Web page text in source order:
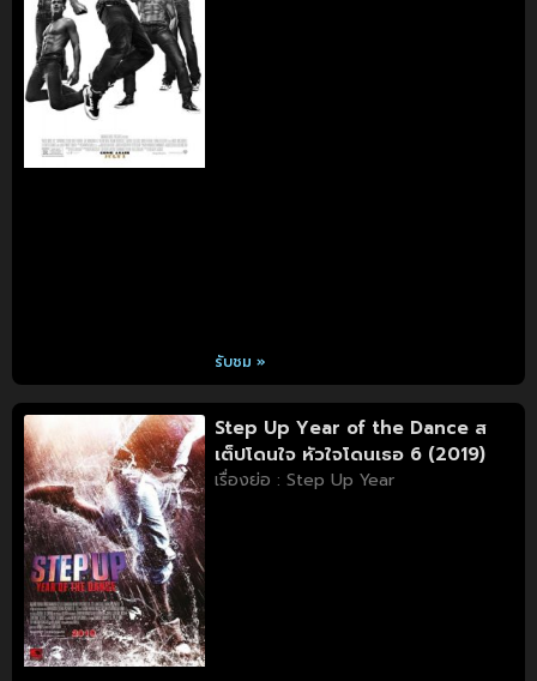
รับชม »
Step Up Year of the Dance ส
เต็ปโดนใจ หัวใจโดนเธอ 6 (2019)
เรื่องย่อ : Step Up Year